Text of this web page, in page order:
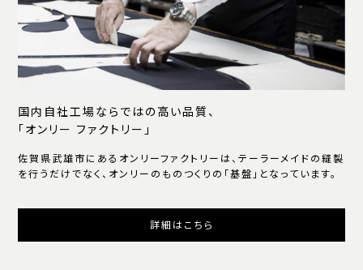
国内自社工場ならではの高い品質、
「オンリー ファクトリー」
佐賀県武雄市にあるオンリーファクトリーは、テーラーメイドの縫製
を行うだけでなく、オンリーのものつくりの「基盤」となっています。
詳細はこちら